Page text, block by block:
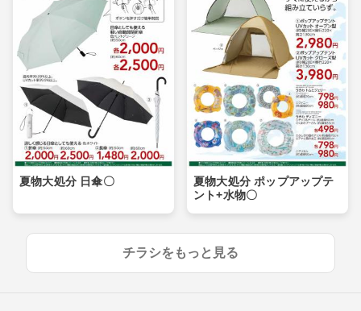
夏物大処分 日傘〇
夏物大処分 ポップアップテ
ント+水物〇
チラシをもっと見る